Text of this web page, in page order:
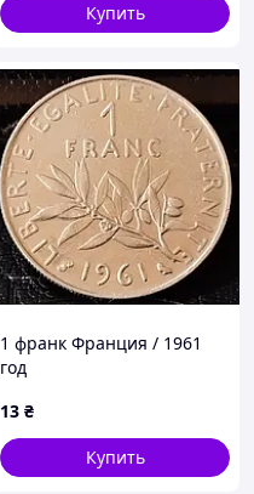
Купить
1 франк Франция / 1961
год
13 ₴
Купить